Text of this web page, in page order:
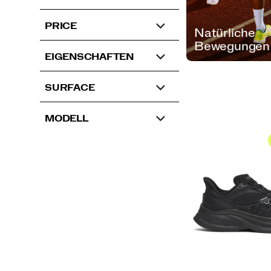
Natürliche
Bewegungen
PRICE
EIGENSCHAFTEN
SURFACE
MODELL